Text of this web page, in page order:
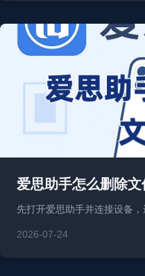
爱思助手怎么删除文
先打开爱思助手并连接设备
2026-07-24